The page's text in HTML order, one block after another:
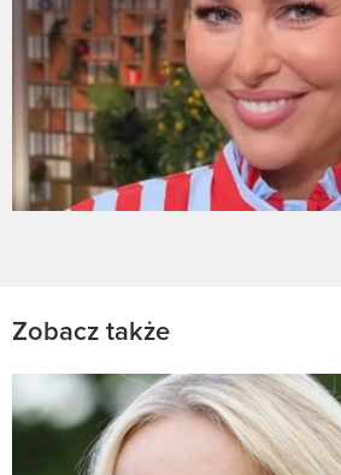
Zobacz także